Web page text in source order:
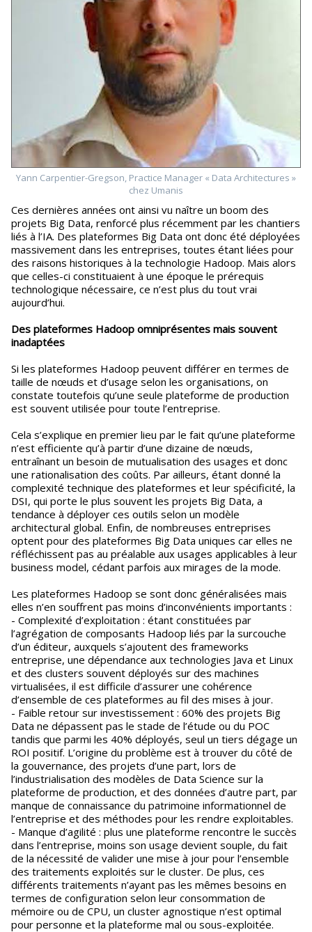
Yann Carpentier-Gregson, Practice Manager « Data Architectures »
chez Umanis
Ces dernières années ont ainsi vu naître un boom des
projets Big Data, renforcé plus récemment par les chantiers
liés à l’IA. Des plateformes Big Data ont donc été déployées
massivement dans les entreprises, toutes étant liées pour
des raisons historiques à la technologie Hadoop. Mais alors
que celles-ci constituaient à une époque le prérequis
technologique nécessaire, ce n’est plus du tout vrai
aujourd’hui.
Des plateformes Hadoop omniprésentes mais souvent
inadaptées
Si les plateformes Hadoop peuvent différer en termes de
taille de nœuds et d’usage selon les organisations, on
constate toutefois qu’une seule plateforme de production
est souvent utilisée pour toute l’entreprise.
Cela s’explique en premier lieu par le fait qu’une plateforme
n’est efficiente qu’à partir d’une dizaine de nœuds,
entraînant un besoin de mutualisation des usages et donc
une rationalisation des coûts. Par ailleurs, étant donné la
complexité technique des plateformes et leur spécificité, la
DSI, qui porte le plus souvent les projets Big Data, a
tendance à déployer ces outils selon un modèle
architectural global. Enfin, de nombreuses entreprises
optent pour des plateformes Big Data uniques car elles ne
réfléchissent pas au préalable aux usages applicables à leur
business model, cédant parfois aux mirages de la mode.
Les plateformes Hadoop se sont donc généralisées mais
elles n’en souffrent pas moins d’inconvénients importants :
- Complexité d’exploitation : étant constituées par
l’agrégation de composants Hadoop liés par la surcouche
d’un éditeur, auxquels s’ajoutent des frameworks
entreprise, une dépendance aux technologies Java et Linux
et des clusters souvent déployés sur des machines
virtualisées, il est difficile d’assurer une cohérence
d’ensemble de ces plateformes au fil des mises à jour.
- Faible retour sur investissement : 60% des projets Big
Data ne dépassent pas le stade de l’étude ou du POC
tandis que parmi les 40% déployés, seul un tiers dégage un
ROI positif. L’origine du problème est à trouver du côté de
la gouvernance, des projets d’une part, lors de
l’industrialisation des modèles de Data Science sur la
plateforme de production, et des données d’autre part, par
manque de connaissance du patrimoine informationnel de
l’entreprise et des méthodes pour les rendre exploitables.
- Manque d’agilité : plus une plateforme rencontre le succès
dans l’entreprise, moins son usage devient souple, du fait
de la nécessité de valider une mise à jour pour l’ensemble
des traitements exploités sur le cluster. De plus, ces
différents traitements n’ayant pas les mêmes besoins en
termes de configuration selon leur consommation de
mémoire ou de CPU, un cluster agnostique n’est optimal
pour personne et la plateforme mal ou sous-exploitée.